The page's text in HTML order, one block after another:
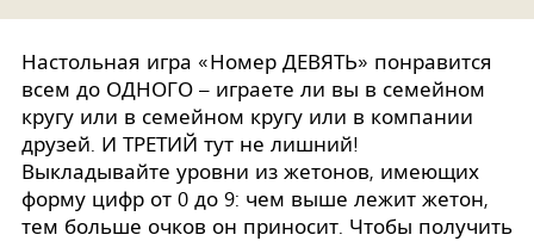
Настольная игра «Номер ДЕВЯТЬ» понравится
всем до ОДНОГО – играете ли вы в семейном
кругу или в семейном кругу или в компании
друзей. И ТРЕТИЙ тут не лишний!
Выкладывайте уровни из жетонов, имеющих
форму цифр от 0 до 9: чем выше лежит жетон,
тем больше очков он приносит. Чтобы получить